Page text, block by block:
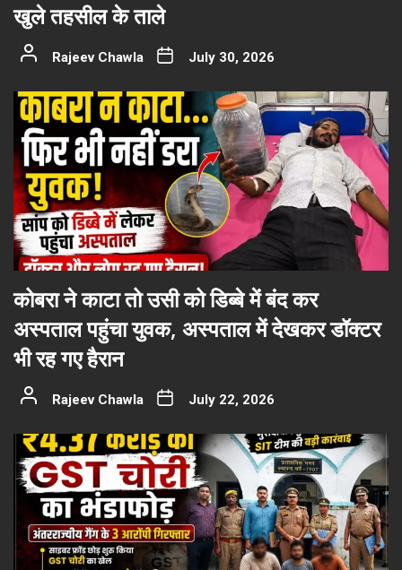
खुले तहसील के ताले
Rajeev Chawla July 30, 2026
कोबरा ने काटा तो उसी को डिब्बे में बंद कर
अस्पताल पहुंचा युवक, अस्पताल में देखकर डॉक्टर
भी रह गए हैरान
Rajeev Chawla July 22, 2026